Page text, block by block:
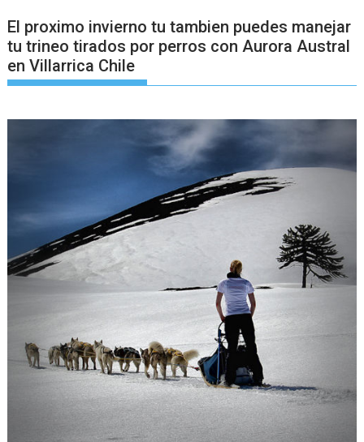
El proximo invierno tu tambien puedes manejar
tu trineo tirados por perros con Aurora Austral
en Villarrica Chile